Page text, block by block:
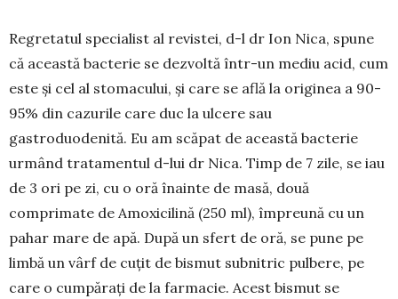
Regretatul specialist al revistei, d-l dr Ion Nica, spune
că această bacterie se dezvoltă într-un mediu acid, cum
este și cel al stomacului, și care se află la originea a 90-
95% din cazurile care duc la ulcere sau
gastroduodenită. Eu am scăpat de această bac­terie
urmând tratamentul d-lui dr Nica. Timp de 7 zile, se iau
de 3 ori pe zi, cu o oră înainte de masă, două
comprimate de Amoxicilină (250 ml), îm­pre­ună cu un
pahar mare de apă. După un sfert de oră, se pune pe
limbă un vârf de cuțit de bismut sub­­nitric pulbere, pe
care o cumpărați de la farma­cie. Acest bismut se